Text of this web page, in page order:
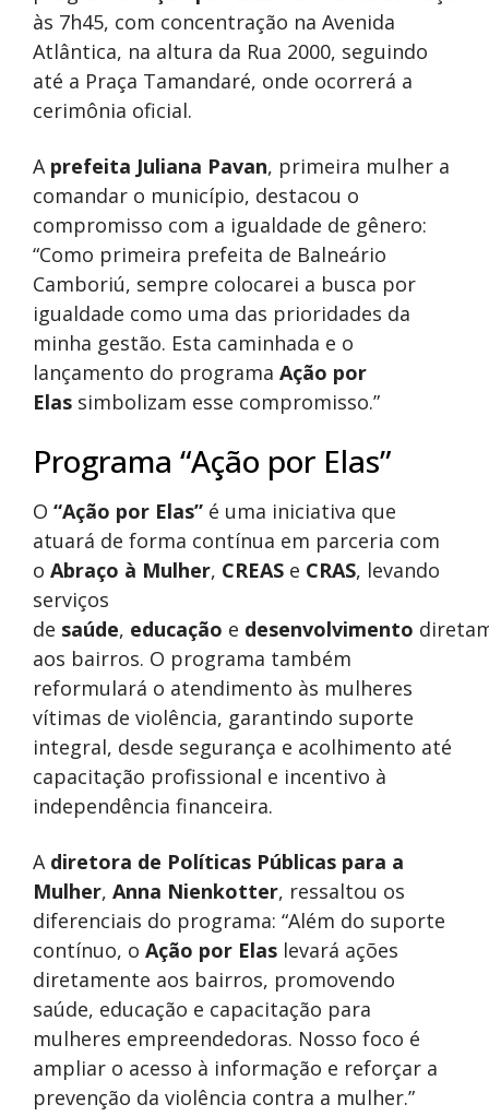
às 7h45, com concentração na Avenida
Atlântica, na altura da Rua 2000, seguindo
até a Praça Tamandaré, onde ocorrerá a
cerimônia oficial.
A prefeita Juliana Pavan, primeira mulher a
comandar o município, destacou o
compromisso com a igualdade de gênero:
“Como primeira prefeita de Balneário
Camboriú, sempre colocarei a busca por
igualdade como uma das prioridades da
minha gestão. Esta caminhada e o
lançamento do programa Ação por
Elas simbolizam esse compromisso.”
Programa “Ação por Elas”
O “Ação por Elas” é uma iniciativa que
atuará de forma contínua em parceria com
o Abraço à Mulher, CREAS e CRAS, levando
serviços
de saúde, educação e desenvolvimento
aos bairros. O programa também
reformulará o atendimento às mulheres
vítimas de violência, garantindo suporte
integral, desde segurança e acolhimento até
capacitação profissional e incentivo à
independência financeira.
A diretora de Políticas Públicas para a
Mulher, Anna Nienkotter, ressaltou os
diferenciais do programa: “Além do suporte
contínuo, o Ação por Elas levará ações
diretamente aos bairros, promovendo
saúde, educação e capacitação para
mulheres empreendedoras. Nosso foco é
ampliar o acesso à informação e reforçar a
prevenção da violência contra a mulher.”